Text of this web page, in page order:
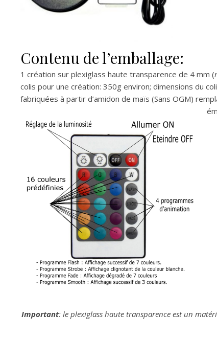
Contenu de l’emballage:
1 création sur plexiglass haute transparence de 4 mm (
colis pour une création: 350g environ; dimensions du
fabriquées à partir d’amidon de maïs (Sans OGM)
Important: le plexiglass haute transparence est un